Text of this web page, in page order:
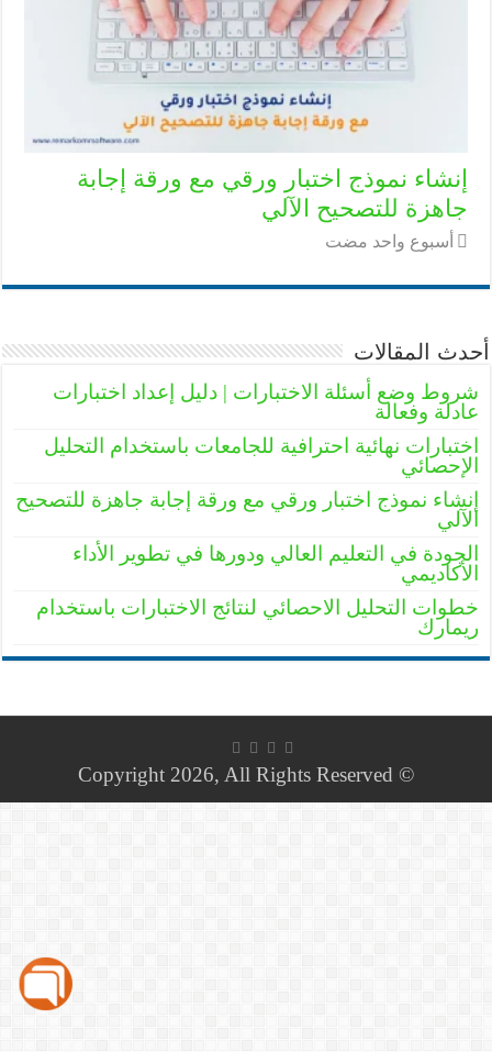
إنشاء نموذج اختبار ورقي مع ورقة إجابة
جاهزة للتصحيح الآلي
‏أسبوع واحد مضت
أحدث المقالات
شروط وضع أسئلة الاختبارات | دليل إعداد اختبارات
عادلة وفعالة
اختبارات نهائية احترافية للجامعات باستخدام التحليل
الإحصائي
إنشاء نموذج اختبار ورقي مع ورقة إجابة جاهزة للتصحيح
الآلي
الجودة في التعليم العالي ودورها في تطوير الأداء
الأكاديمي
خطوات التحليل الاحصائي لنتائج الاختبارات باستخدام
ريمارك
© Copyright 2026, All Rights Reserved